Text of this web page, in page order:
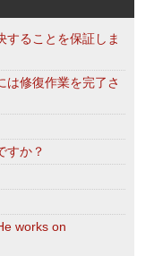
することを保証しま
は修復作業を完了さ
すか？
works on